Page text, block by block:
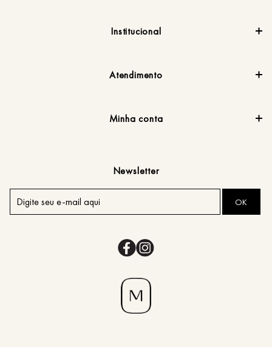
Institucional
Atendimento
Minha conta
Newsletter
OK